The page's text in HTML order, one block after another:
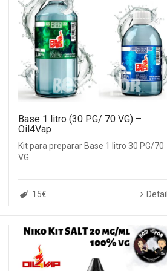
Base 1 litro (30 PG/ 70 VG) –
Oil4Vap
Kit para preparar Base 1 litro 30 PG/70
VG
15€